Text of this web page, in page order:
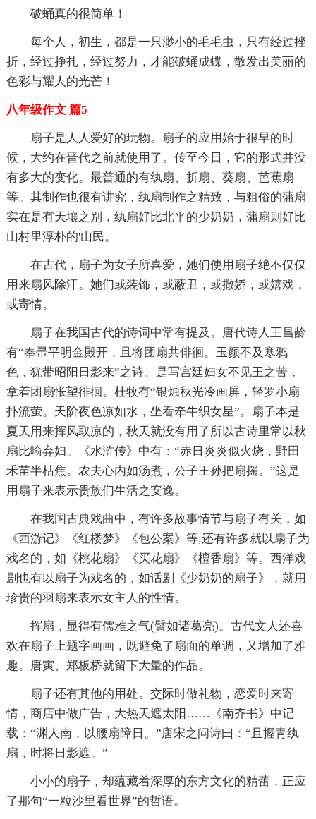
破蛹真的很简单！
每个人，初生，都是一只渺小的毛毛虫，只有经过挫
折，经过挣扎，经过努力，才能破蛹成蝶，散发出美丽的
色彩与耀人的光芒！
八年级作文 篇5
扇子是人人爱好的玩物。扇子的应用始于很早的时
候，大约在晋代之前就使用了。传至今日，它的形式并没
有多大的变化。最普通的有纨扇、折扇、葵扇、芭蕉扇
等。其制作也很有讲究，纨扇制作之精致，与粗俗的蒲扇
实在是有天壤之别，纨扇好比北平的少奶奶，蒲扇则好比
山村里淳朴的'山民。
在古代，扇子为女子所喜爱，她们使用扇子绝不仅仅
用来扇风除汗。她们或装饰，或蔽丑，或撒娇，或嬉戏，
或寄情。
扇子在我国古代的诗词中常有提及。唐代诗人王昌龄
有“奉帚平明金殿开，且将团扇共俳徊。玉颜不及寒鸦
色，犹带昭阳日影来”之诗。是写宫廷妇女不见王之苦，
拿着团扇怅望徘徊。杜牧有“银烛秋光冷画屏，轻罗小扇
扑流萤。天阶夜色凉如水，坐看牵牛织女星”。扇子本是
夏天用来挥风取凉的，秋天就没有用了所以古诗里常以秋
扇比喻弃妇。《水浒传》中有：“赤日炎炎似火烧，野田
禾苗半枯焦。农夫心内如汤煮，公子王孙把扇摇。”这是
用扇子来表示贵族们生活之安逸。
在我国古典戏曲中，有许多故事情节与扇子有关，如
《西游记》《红楼梦》《包公案》等;还有许多就以扇子为
戏名的，如《桃花扇》《买花扇》《檀香扇》等。西洋戏
剧也有以扇子为戏名的，如话剧《少奶奶的扇子》，就用
珍贵的羽扇来表示女主人的性情。
挥扇，显得有儒雅之气(譬如诸葛亮)。古代文人还喜
欢在扇子上题字画画，既避免了扇面的单调，又增加了雅
趣。唐寅、郑板桥就留下大量的作品。
扇子还有其他的用处。交际时做礼物，恋爱时来寄
情，商店中做广告，大热天遮太阳……《南齐书》中记
载：“渊人南，以腰扇障日。”唐宋之问诗曰：“且握青纨
扇，时将日影遮。”
小小的扇子，却蕴藏着深厚的东方文化的精蕾，正应
了那句“一粒沙里看世界”的哲语。